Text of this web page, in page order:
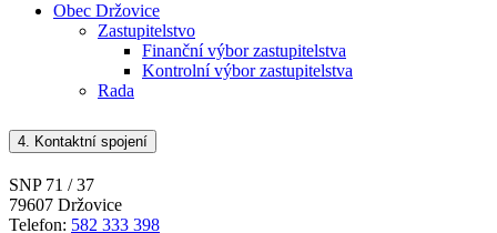
Obec Držovice
Zastupitelstvo
Finanční výbor zastupitelstva
Kontrolní výbor zastupitelstva
Rada
4. Kontaktní spojení
SNP 71 / 37
79607 Držovice
Telefon: 582 333 398